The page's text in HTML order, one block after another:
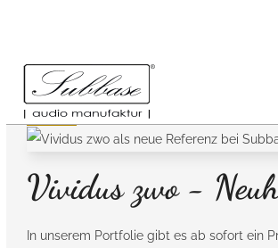
News 31.8.2022
Vividus zwo -
In unserem Portfolie gibt es ab sofort ein